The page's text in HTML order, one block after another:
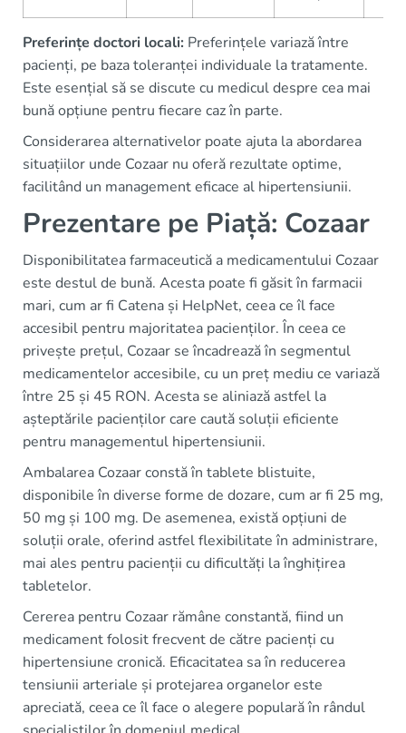
Preferințe doctori locali: Preferințele variază între
pacienți, pe baza toleranței individuale la tratamente.
Este esențial să se discute cu medicul despre cea mai
bună opțiune pentru fiecare caz în parte.
Considerarea alternativelor poate ajuta la abordarea
situațiilor unde Cozaar nu oferă rezultate optime,
facilitând un management eficace al hipertensiunii.
Prezentare pe Piață: Cozaar
Disponibilitatea farmaceutică a medicamentului Cozaar
este destul de bună. Acesta poate fi găsit în farmacii
mari, cum ar fi Catena și HelpNet, ceea ce îl face
accesibil pentru majoritatea pacienților. În ceea ce
privește prețul, Cozaar se încadrează în segmentul
medicamentelor accesibile, cu un preț mediu ce variază
între 25 și 45 RON. Acesta se aliniază astfel la
așteptările pacienților care caută soluții eficiente
pentru managementul hipertensiunii.
Ambalarea Cozaar constă în tablete blistuite,
disponibile în diverse forme de dozare, cum ar fi 25 mg,
50 mg și 100 mg. De asemenea, există opțiuni de
soluții orale, oferind astfel flexibilitate în administrare,
mai ales pentru pacienții cu dificultăți la înghițirea
tabletelor.
Cererea pentru Cozaar rămâne constantă, fiind un
medicament folosit frecvent de către pacienți cu
hipertensiune cronică. Eficacitatea sa în reducerea
tensiunii arteriale și protejarea organelor este
apreciată, ceea ce îl face o alegere populară în rândul